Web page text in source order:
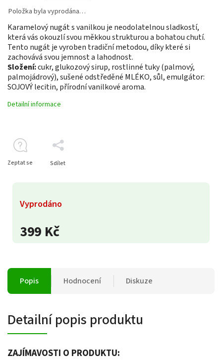
399 Kč
Vyprodáno
Položka byla vyprodána…
Karamelový nugát s vanilkou je neodolatelnou sladkostí,
která vás okouzlí svou měkkou strukturou a bohatou chutí.
Tento nugát je vyroben tradiční metodou, díky které si
zachovává svou jemnost a lahodnost.
Složení:cukr, glukozový sirup, rostlinné tuky (palmový,
palmojádrový), sušené odstředěné MLÉKO, sůl, emulgátor:
SOJOVÝ lecitin, přírodní vanilkové aroma.
Detailní informace
Zeptat se Sdílet
Popis Hodnocení Diskuze
Detailní popis produktu
ZAJÍMAVOSTI O PRODUKTU: